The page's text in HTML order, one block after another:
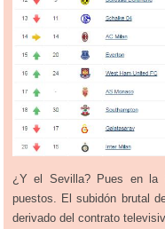
¿Y el Sevilla? Pues en la
puestos. El subidón brutal
derivado del contrato